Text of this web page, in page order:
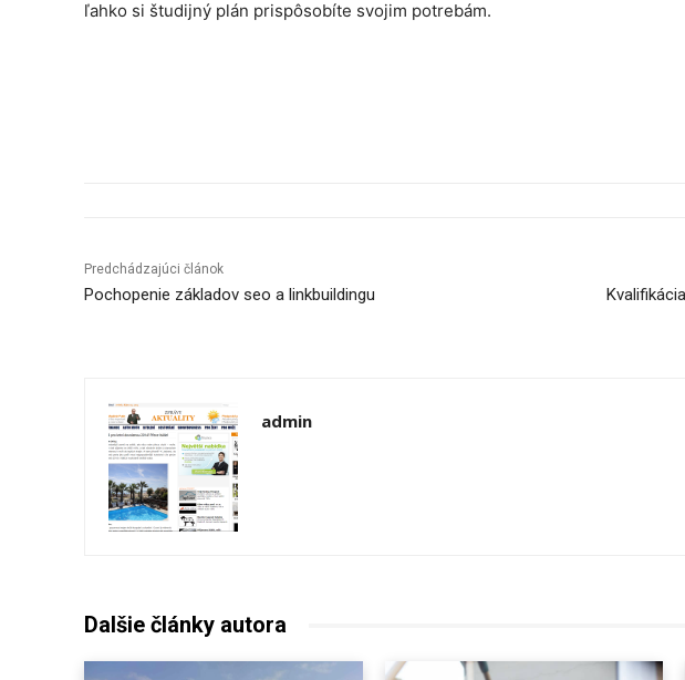
ľahko si študijný plán prispôsobíte svojim potrebám.
Predchádzajúci článok
Pochopenie základov seo a linkbuildingu
admin
Dalšie články autora